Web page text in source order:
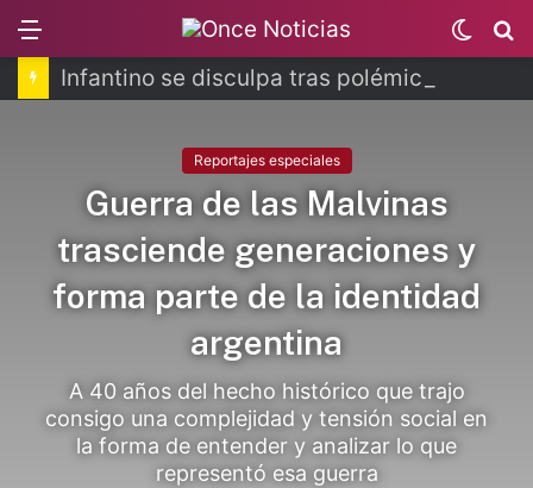
Menu
Switch
skin
Reportajes especiales
Guerra de las Malvinas
trasciende generaciones y
forma parte de la identidad
argentina
A 40 años del hecho histórico que trajo
consigo una complejidad y tensión social en
la forma de entender y analizar lo que
representó esa guerra